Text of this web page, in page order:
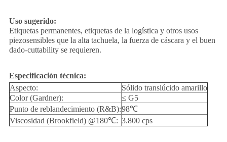
Uso sugerido:
Etiquetas permanentes, etiquetas de la logística y otros usos
piezosensibles que la alta tachuela, la fuerza de cáscara y el buen
dado-cuttability se requieren.
Especificación técnica:
Aspecto:
Sólido translúcido amarillo
Color (Gardner):
≤ G5
Punto de reblandecimiento (R&B):98℃
Viscosidad (Brookfield) @180℃: 3.800 cps